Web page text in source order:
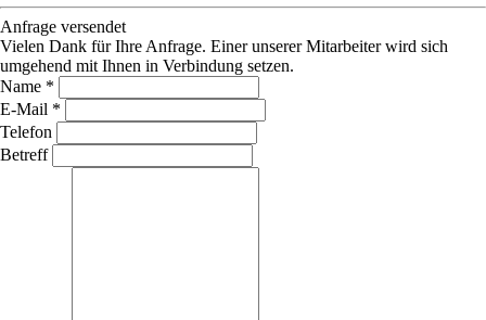
Anfrage versendet
Vielen Dank für Ihre Anfrage. Einer unserer Mitarbeiter wird sich
umgehend mit Ihnen in Verbindung setzen.
Name *
E-Mail *
Telefon
Betreff